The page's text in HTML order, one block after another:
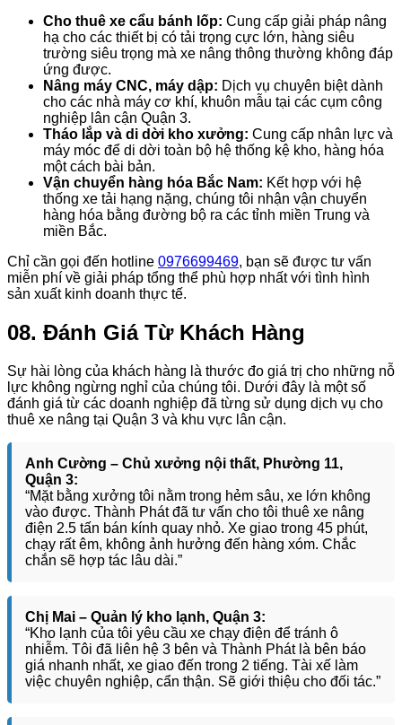
Cho thuê xe cẩu bánh lốp: Cung cấp giải pháp nâng
hạ cho các thiết bị có tải trọng cực lớn, hàng siêu
trường siêu trọng mà xe nâng thông thường không đáp
ứng được.
Nâng máy CNC, máy dập: Dịch vụ chuyên biệt dành
cho các nhà máy cơ khí, khuôn mẫu tại các cụm công
nghiệp lân cận Quận 3.
Tháo lắp và di dời kho xưởng: Cung cấp nhân lực và
máy móc để di dời toàn bộ hệ thống kệ kho, hàng hóa
một cách bài bản.
Vận chuyển hàng hóa Bắc Nam: Kết hợp với hệ
thống xe tải hạng nặng, chúng tôi nhận vận chuyển
hàng hóa bằng đường bộ ra các tỉnh miền Trung và
miền Bắc.
Chỉ cần gọi đến hotline 0976699469, bạn sẽ được tư vấn
miễn phí về giải pháp tổng thể phù hợp nhất với tình hình
sản xuất kinh doanh thực tế.
08. Đánh Giá Từ Khách Hàng
Sự hài lòng của khách hàng là thước đo giá trị cho những nỗ
lực không ngừng nghỉ của chúng tôi. Dưới đây là một số
đánh giá từ các doanh nghiệp đã từng sử dụng dịch vụ cho
thuê xe nâng tại Quận 3 và khu vực lân cận.
Anh Cường – Chủ xưởng nội thất, Phường 11,
Quận 3:
“Mặt bằng xưởng tôi nằm trong hẻm sâu, xe lớn không
vào được. Thành Phát đã tư vấn cho tôi thuê xe nâng
điện 2.5 tấn bán kính quay nhỏ. Xe giao trong 45 phút,
chạy rất êm, không ảnh hưởng đến hàng xóm. Chắc
chắn sẽ hợp tác lâu dài.”
Chị Mai – Quản lý kho lạnh, Quận 3:
“Kho lạnh của tôi yêu cầu xe chạy điện để tránh ô
nhiễm. Tôi đã liên hệ 3 bên và Thành Phát là bên báo
giá nhanh nhất, xe giao đến trong 2 tiếng. Tài xế làm
việc chuyên nghiệp, cẩn thận. Sẽ giới thiệu cho đối tác.”